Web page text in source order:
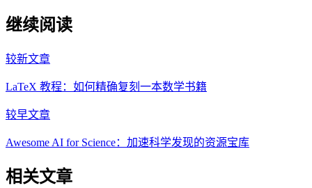
继续阅读
较新文章
LaTeX 教程：如何精确复刻一本数学书籍
较早文章
Awesome AI for Science：加速科学发现的资源宝库
相关文章